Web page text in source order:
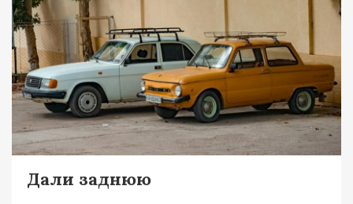
Дали заднюю